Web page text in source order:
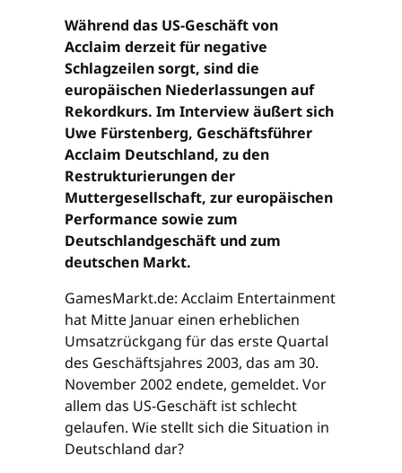
Während das US-Geschäft von
Acclaim derzeit für negative
Schlagzeilen sorgt, sind die
europäischen Niederlassungen auf
Rekordkurs. Im Interview äußert sich
Uwe Fürstenberg, Geschäftsführer
Acclaim Deutschland, zu den
Restrukturierungen der
Muttergesellschaft, zur europäischen
Performance sowie zum
Deutschlandgeschäft und zum
deutschen Markt.
GamesMarkt.de: Acclaim Entertainment
hat Mitte Januar einen erheblichen
Umsatzrückgang für das erste Quartal
des Geschäftsjahres 2003, das am 30.
November 2002 endete, gemeldet. Vor
allem das US-Geschäft ist schlecht
gelaufen. Wie stellt sich die Situation in
Deutschland dar?